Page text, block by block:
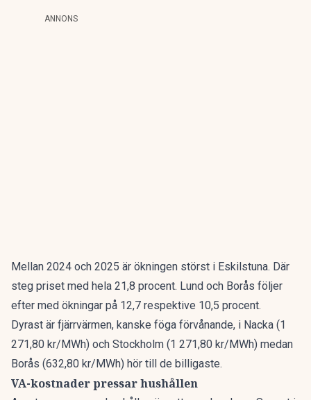
ANNONS
Mellan 2024 och 2025 är ökningen störst i Eskilstuna. Där
steg priset med hela 21,8 procent. Lund och Borås följer
efter med ökningar på 12,7 respektive 10,5 procent.
Dyrast är fjärrvärmen, kanske föga förvånande, i Nacka (1
271,80 kr/MWh) och Stockholm (1 271,80 kr/MWh) medan
Borås (632,80 kr/MWh) hör till de billigaste.
VA-kostnader pressar hushållen